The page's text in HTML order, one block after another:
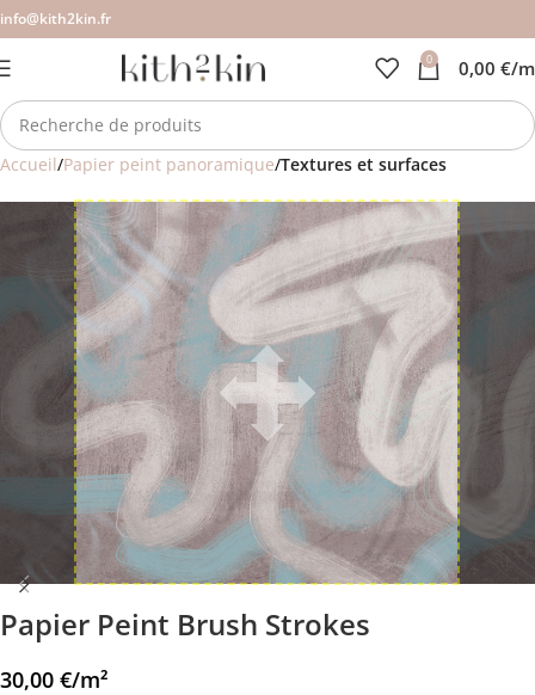
info@kith2kin.fr
0 0,00 €/
Accueil Papier peint panoramique Textures et surfaces
Papier Peint Brush Strokes
30,00 €/m²